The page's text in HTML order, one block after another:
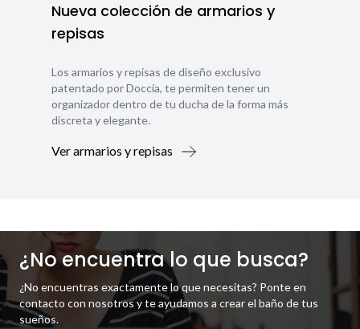
Nueva colección de armarios y
repisas
Los armarios y repisas de diseño exclusivo
patentado por Doccia, te permiten tener un
organizador dentro de tu ducha de la forma más
discreta y elegante.
Ver armarios y repisas
¿No encuentra lo que busca?
¿No encuentras exactamente lo que necesitas? Ponte en
contacto con nosotros y te ayudamos a crear el baño de tus
sueños.